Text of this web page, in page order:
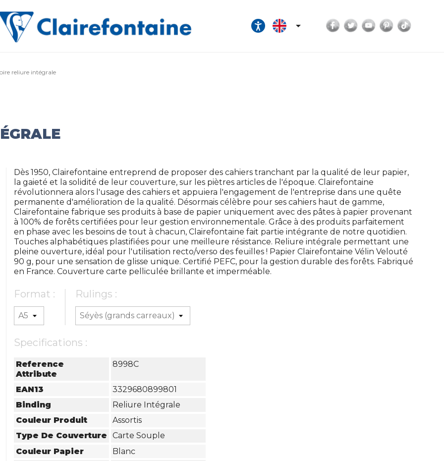
 Facebook
TwitterYouTubePinterest
reliure intégrale
Dès 1950, Clairefontaine entreprend de proposer des cahiers tranchant par la qualité de leur papier,
la gaieté et la solidité de leur couverture, sur les piètres articles de l'époque. Clairefontaine
révolutionnera alors l'usage des cahiers et appuiera l'engagement de l'entreprise dans une quête
permanente d'amélioration de la qualité. Désormais célèbre pour ses cahiers haut de gamme,
Clairefontaine fabrique ses produits à base de papier uniquement avec des pâtes à papier provenant
à 100% de forêts certifiées pour leur gestion environnementale. Grâce à des produits parfaitement
en phase avec les besoins de tout à chacun, Clairefontaine fait partie intégrante de notre quotidien.
Touches alphabétiques plastifiées pour une meilleure résistance. Reliure intégrale permettant une
pleine ouverture, idéal pour l'utilisation recto/verso des feuilles ! Papier Clairefontaine Vélin Velouté
90 g, pour une sensation de glisse unique. Certifié PEFC, pour la gestion durable des forêts. Fabriqué
en France. Couverture carte pelliculée brillante et imperméable.
Format : Rulings :
Specifications :
Reference
Attribute
8998C
EAN13
3329680899801
Binding
Reliure Intégrale
Couleur Produit
Assortis
Type De Couverture
Carte Souple
Couleur Papier
Blanc